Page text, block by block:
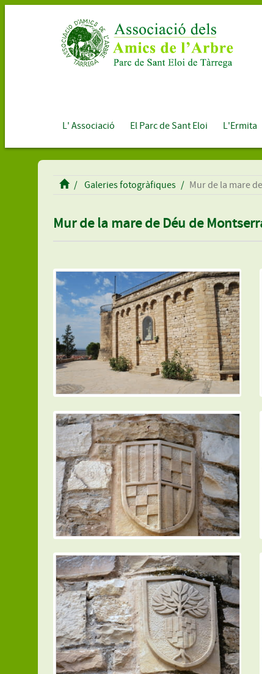
L' Associació El Parc de Sant Eloi L'Ermita
Galeries fotogràfiques Mur de la mare
Mur de la mare de Déu de